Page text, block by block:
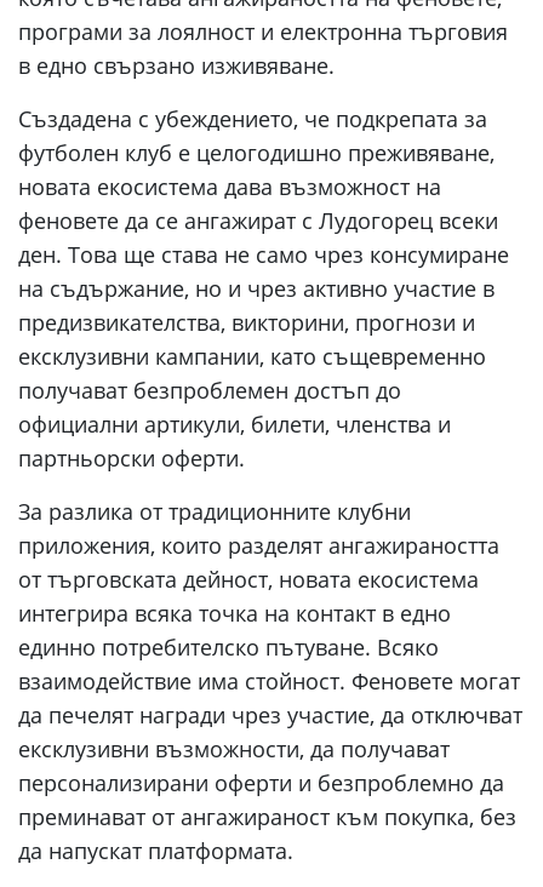
програми за лоялност и електронна търговия
в едно свързано изживяване.
Създадена с убеждението, че подкрепата за
футболен клуб е целогодишно преживяване,
новата екосистема дава възможност на
феновете да се ангажират с Лудогорец всеки
ден. Това ще става не само чрез консумиране
на съдържание, но и чрез активно участие в
предизвикателства, викторини, прогнози и
ексклузивни кампании, като същевременно
получават безпроблемен достъп до
официални артикули, билети, членства и
партньорски оферти.
За разлика от традиционните клубни
приложения, които разделят ангажираността
от търговската дейност, новата екосистема
интегрира всяка точка на контакт в едно
единно потребителско пътуване. Всяко
взаимодействие има стойност. Феновете могат
да печелят награди чрез участие, да отключват
ексклузивни възможности, да получават
персонализирани оферти и безпроблемно да
преминават от ангажираност към покупка, без
да напускат платформата.